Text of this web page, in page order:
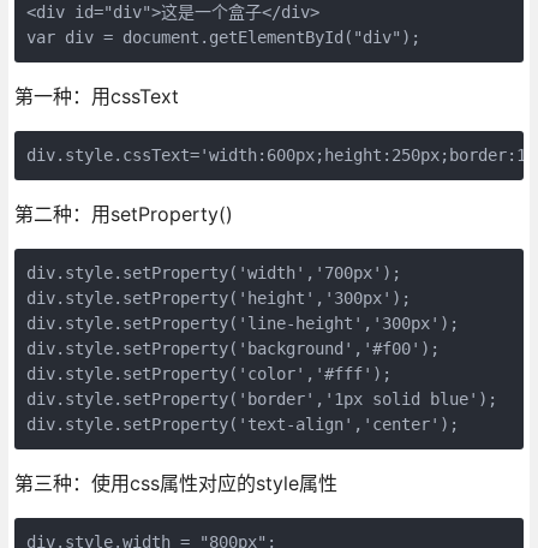
<div id="div">这是一个盒子</div>
var div = document.getElementById("div");
第一种：用cssText
第二种：用setProperty()
div.style.setProperty('width','700px');
div.style.setProperty('height','300px');
div.style.setProperty('line-height','300px');
div.style.setProperty('background','#f00');
div.style.setProperty('color','#fff');
div.style.setProperty('border','1px solid blue');
div.style.setProperty('text-align','center');
第三种：使用css属性对应的style属性
div.style.width = "800px";